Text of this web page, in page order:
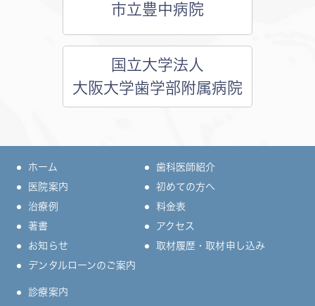
市立豊中病院
国立大学法人
大阪大学歯学部附属病院
ホーム
歯科医師紹介
医院案内
初めての方へ
治療例
料金表
著書
アクセス
お知らせ
取材履歴・取材申し込み
デンタルローンのご案内
診療案内